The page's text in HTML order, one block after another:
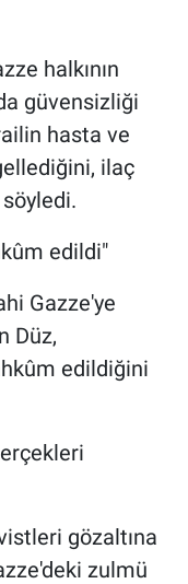
halkının
güvensizliği
hasta ve
ilaç
edildi"
Gazze'ye
Düz,
edildiğini
gözaltına
zulmü